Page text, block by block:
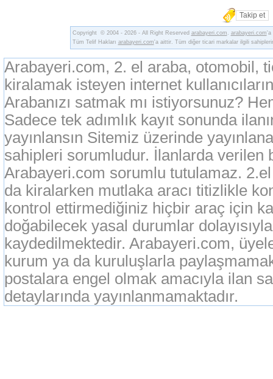
Takip et
Copyright © 2004 - 2026 - All Right Reserved arabayeri.com . arabayeri.com'a
Tüm Telif Hakları arabayeri.com'a aittir. Tüm diğer ticari markalar ilgili
Arabayeri.com, 2. el araba, otomobil,
kiralamak isteyen internet
Arabanızı satmak mı istiyorsunuz?
Sadece tek adımlık kayıt sonunda
yayınlansın Sitemiz üzerinde
sahipleri sorumludur. İlanlarda verilen
Arabayeri.com sorumlu tutulamaz.
da kiralarken mutlaka aracı titizlikle
kontrol ettirmediğiniz hiçbir araç için
doğabilecek yasal durumlar
kaydedilmektedir. Arabayeri.com,
kurum ya da kuruluşlarla
postalara engel olmak amacıyla ilan
detaylarında yayınlanmamaktadır.